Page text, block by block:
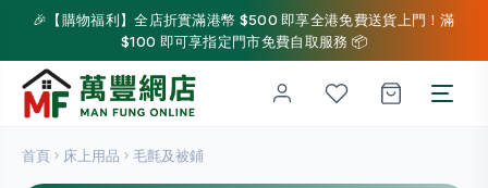
🎉【購物福利】全店折實滿港幣 $500 即享全港免費送貨上門！滿
$100 即可享指定門市免費自取服務 📦
首頁 床上用品 毛氈及被鋪